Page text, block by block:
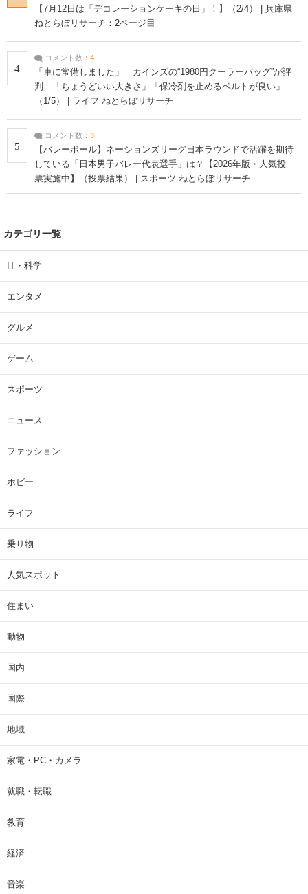
【7月12日は「デコレーションケーキの日」！】（2/4） | 兵庫県
ねとらぼリサーチ：2ページ目
4
コメント数： 4
「車に常備しました」 カインズの“1980円クーラーバッグ”が評
判 「ちょうどいい大きさ」「保冷剤を止めるベルトが良い」
（1/5） | ライフ ねとらぼリサーチ
5
コメント数： 3
【バレーボール】ネーションズリーグ日本ラウンドで活躍を期待
している「日本男子バレー代表選手」は？【2026年版・人気投
票実施中】（投票結果） | スポーツ ねとらぼリサーチ
カテゴリ一覧
IT・科学
エンタメ
グルメ
ゲーム
スポーツ
ニュース
ファッション
ホビー
ライフ
乗り物
人気スポット
住まい
動物
国内
国際
地域
家電・PC・カメラ
就職・転職
教育
経済
音楽